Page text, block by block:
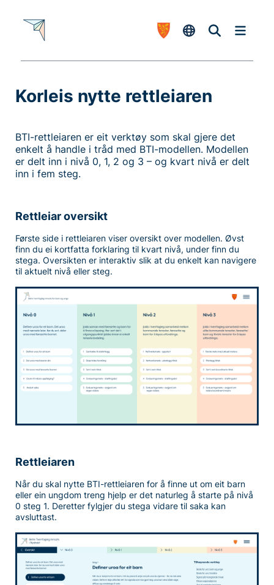
Korleis nytte rettleiaren
BTI-rettleiaren er eit verktøy som skal gjere det
enkelt å handle i tråd med BTI-modellen. Modellen
er delt inn i nivå 0, 1, 2 og 3 – og kvart nivå er delt
inn i fem steg.
Rettleiar oversikt
Første side i rettleiaren viser oversikt over modellen. Øvst
finn du ei kortfatta forklaring til kvart nivå, under finn du
stega. Oversikten er interaktiv slik at du enkelt kan navigere
til aktuelt nivå eller steg.
Rettleiaren
Når du skal nytte BTI-rettleiaren for å finne ut om eit barn
eller ein ungdom treng hjelp er det naturleg å starte på nivå
0 steg 1. Deretter fylgjer du stega vidare til saka kan
avsluttast.